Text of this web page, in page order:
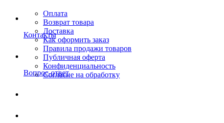
Оплата
Возврат товара
Доставка
Как оформить заказ
Правила продажи товаров
Публичная оферта
Конфиденциальность
Согласие на обработку
Контакты
Вопрос-ответ